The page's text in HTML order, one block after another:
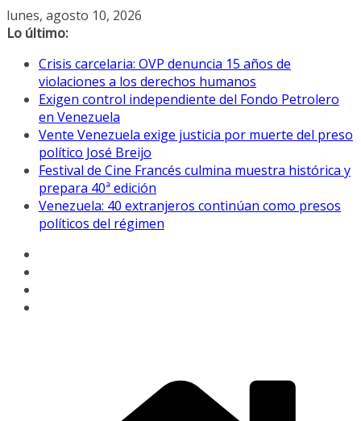
Saltar
al
lunes, agosto 10, 2026
Lo último:
Crisis carcelaria: OVP denuncia 15 años de
violaciones a los derechos humanos
Exigen control independiente del Fondo Petrolero
en Venezuela
Vente Venezuela exige justicia por muerte del preso
político José Breijo
Festival de Cine Francés culmina muestra histórica y
prepara 40ª edición
Venezuela: 40 extranjeros continúan como presos
políticos del régimen